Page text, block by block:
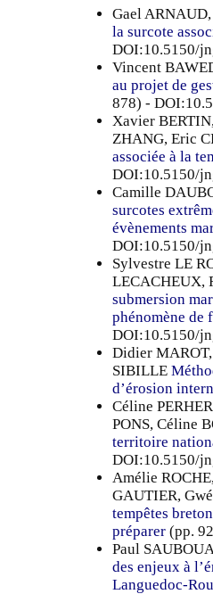
Gael
la surcote
DOI:10.5150/
Vincent
au projet de
878) -
Xavier
ZHANG, Eric
associée à la
DOI:10.5150/
Camille
surcotes
évènements
DOI:10.5150/
Sylvestre LE
LECACHEUX,
submersion
phénomène de
DOI:10.5150/
Didier
SIBILLE
d’érosion
Céline
PONS, Céline
territoire
DOI:10.5150/
Amélie
GAUTIER,
tempêtes
préparer (pp.
Paul
des enjeux à
Languedoc-